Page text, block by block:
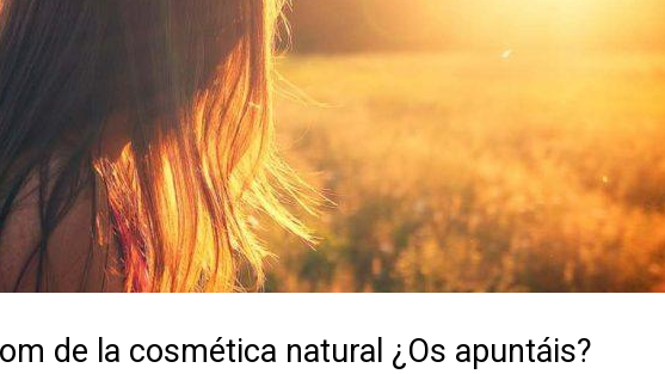
de la cosmética natural ¿Os apuntáis?